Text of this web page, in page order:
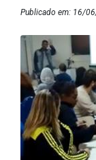
Publicado em: 16/